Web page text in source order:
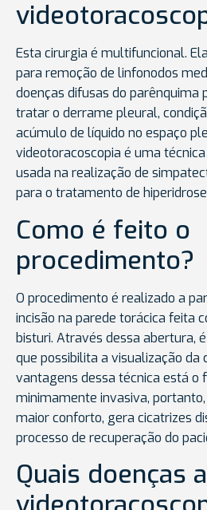
Esta cirurgia é multifuncional.
para remoção de linfonodos
doenças difusas do parênquima
tratar o derrame pleural,
acúmulo de líquido no espaço
videotoracoscopia é uma
usada na realização de
para o tratamento de
Como é feito o
procedimento?
O procedimento é realizado a
incisão na parede torácica feita
bisturi. Através dessa abertura,
que possibilita a visualização da
vantagens dessa técnica está o
minimamente invasiva,
maior conforto, gera cicatrizes
processo de recuperação do
Quais doenças a